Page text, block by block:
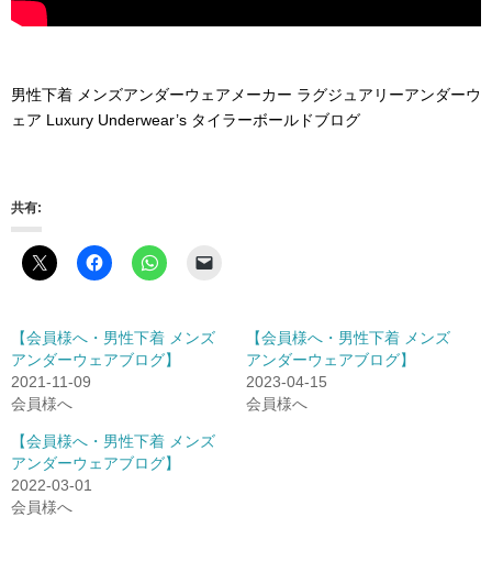
男性下着 メンズアンダーウェアメーカー ラグジュアリーアンダーウ
ェア Luxury Underwear’s タイラーボールドブログ
共有:
【会員様へ・男性下着 メンズ
アンダーウェアブログ】
2021-11-09
会員様へ
【会員様へ・男性下着 メンズ
アンダーウェアブログ】
2023-04-15
会員様へ
【会員様へ・男性下着 メンズ
アンダーウェアブログ】
2022-03-01
会員様へ